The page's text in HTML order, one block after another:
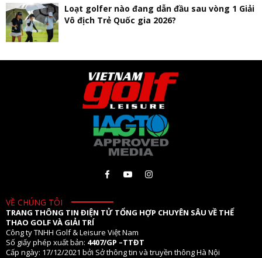
Loạt golfer nào đang dẫn đầu sau vòng 1 Giải
Vô địch Trẻ Quốc gia 2026?
VỀ CHÚNG TÔI
TRANG THÔNG TIN ĐIỆN TỬ TỔNG HỢP CHUYÊN SÂU VỀ THỂ
THAO GOLF VÀ GIẢI TRÍ
Công ty TNHH Golf & Leisure Việt Nam
Số giấy phép xuất bản: 4407/GP –TTĐT
Cấp ngày: 17/12/2021 bởi Sở thông tin và truyền thông Hà Nội